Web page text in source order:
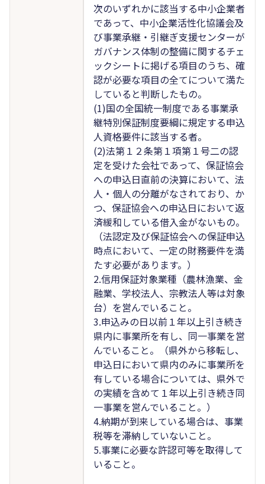
次のいずれかに該当する中小企業者
であって、中小企業活性化協議会及
び事業承継・引継ぎ支援センターが
ガバナンス体制の整備に関するチェ
ックシートに掲げる項目のうち、確
認が必要な項目の全てについて満た
していると判断したもの。
(1)国の全国統一制度である事業承
継特別保証制度要綱に規定する申込
人資格要件に該当する者。
(2)法第１２条第１項第１号二の認
定を受けた会社であって、保証協会
への申込日直前の決算において、法
人・個人の分離がなされており、か
つ、保証協会への申込日において返
済緩和している借入金がないもの。
（法認定及び保証協会への保証申込
時点において、一定の財務要件を満
たす必要があります。）
2.信用保証対象業種（農林漁業、金
融業、学校法人、宗教法人等は対象
台）を営んでいること。
3.申込みの日以前１年以上引き続き
県内に事業所を有し、同一事業を営
んでいること。（県外から移転し、
申込日において県内のみに事業所を
有している場合については、県外で
の実績を含めて１年以上引き続き同
一事業を営んでいること。）
4.納期が到来している場合は、事業
税等を滞納していないこと。
5.事業に必要な許認可等を取得して
いること。